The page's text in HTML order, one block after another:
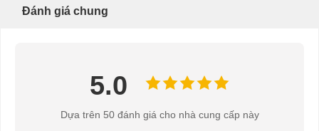
Đánh giá chung
5.0
Dựa trên 50 đánh giá cho nhà cung cấp này